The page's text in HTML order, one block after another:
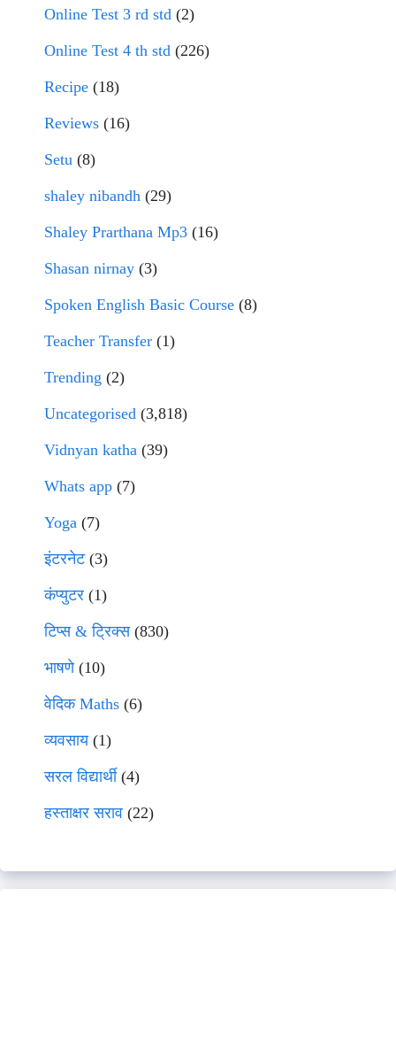
Online Test 3 rd std (2)
Online Test 4 th std (226)
Recipe (18)
Reviews (16)
Setu (8)
shaley nibandh (29)
Shaley Prarthana Mp3 (16)
Shasan nirnay (3)
Spoken English Basic Course (8)
Teacher Transfer (1)
Trending (2)
Uncategorised (3,818)
Vidnyan katha (39)
Whats app (7)
Yoga (7)
इंटरनेट(3)
कंप्युटर (1)
टिप्स & ट्रिक्स(830)
भाषणे(10)
वेदिक Maths (6)
व्यवसाय(1)
सरल विद्यार्थी(4)
हस्ताक्षर सराव (22)